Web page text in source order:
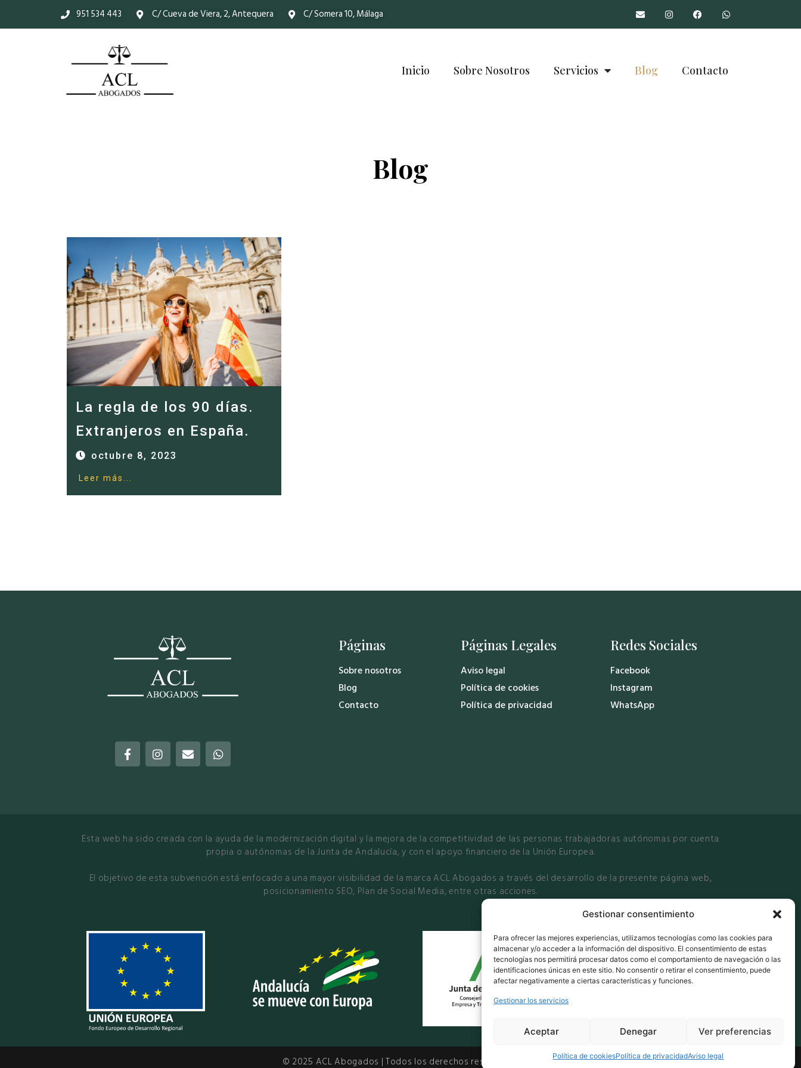
Gestionar consentimiento
Para ofrecer las mejores experiencias, utilizamos tecnologías como las cookies para
almacenar y/o acceder a la información del dispositivo. El consentimiento de estas
tecnologías nos permitirá procesar datos como el comportamiento de navegación o las
identificaciones únicas en este sitio. No consentir o retirar el consentimiento, puede
afectar negativamente a ciertas características y funciones.
Gestionar los servicios
Aceptar Denegar Ver preferencias
Política de cookiesPolítica de privacidadAviso legal
951 534 443 C/ Cueva de Viera, 2, Antequera C/ Somera 10, Málaga
Inicio Sobre Nosotros Servicios Blog Contacto
Blog
La regla de los 90 días.
Extranjeros en España.
octubre 8, 2023
Leer más...
Páginas
Sobre nosotros
Blog
Contacto
Páginas Legales
Aviso legal
Política de cookies
Política de privacidad
Redes Sociales
Facebook
Instagram
WhatsApp
Esta web ha sido creada con la ayuda de la modernización digital y la mejora de la competitividad de las personas trabajadoras autónomas por cuenta
propia o autónomas de la Junta de Andalucía, y con el apoyo financiero de la Unión Europea.
El objetivo de esta subvención está enfocado a una mayor visibilidad de la marca ACL Abogados a través del desarrollo de la presente página web,
posicionamiento SEO, Plan de Social Media, entre otras acciones.
© 2025 ACL Abogados | Todos los derechos reservados